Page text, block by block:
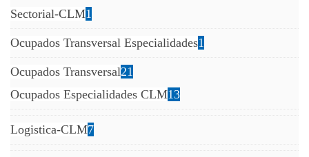
Sectorial-CLM1
Ocupados Transversal Especialidades1
Ocupados Transversal21
Ocupados Especialidades CLM13
Logistica-CLM7